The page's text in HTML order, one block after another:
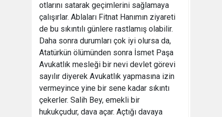
otlarını satarak geçimlerini sağlamaya
çalışırlar. Ablaları Fitnat Hanımın ziyareti
de bu sıkıntılı günlere rastlamış olabilir.
Daha sonra durumları çok iyi olursa da,
Atatürkün ölümünden sonra İsmet Paşa
Avukatlık mesleği bir nevi devlet görevi
sayılır diyerek Avukatlık yapmasına izin
vermeyince yine bir sene kadar sıkıntı
çekerler. Salih Bey, emekli bir
hukukçudur, dava açar. Açtığı davaya